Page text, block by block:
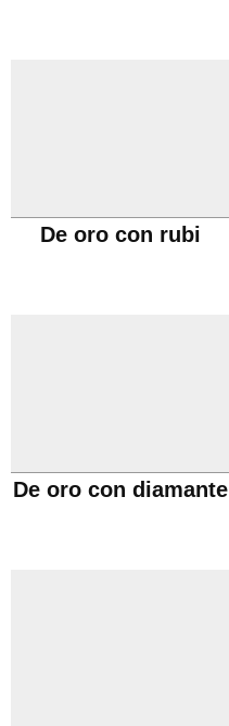
De oro con rubi
De oro con diamante